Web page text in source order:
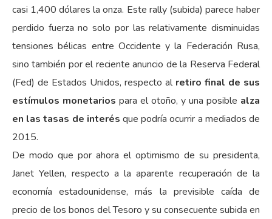
casi 1,400 dólares la onza. Este rally (subida) parece haber
perdido fuerza no solo por las relativamente disminuidas
tensiones bélicas entre Occidente y la Federación Rusa,
sino también por el reciente anuncio de la Reserva Federal
(Fed) de Estados Unidos, respecto al retiro final de sus
estímulos monetarios para el otoño, y una posible alza
en las tasas de interés que podría ocurrir a mediados de
2015.
De modo que por ahora el optimismo de su presidenta,
Janet Yellen, respecto a la aparente recuperación de la
economía estadounidense, más la previsible caída de
precio de los bonos del Tesoro y su consecuente subida en